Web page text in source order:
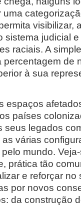
visibilizar,
sistema judicial
raciais. A
de
à sua
espaços
países
seus legados
várias
mundo.
prática tão
e reforçar no
por novos
da construção